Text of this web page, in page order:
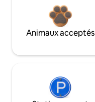
Animaux acceptés